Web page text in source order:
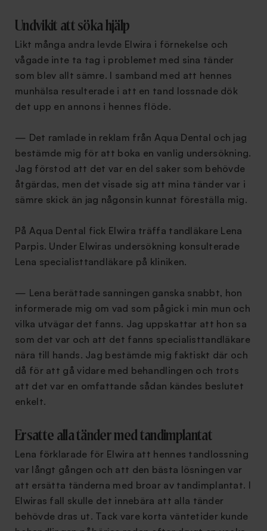
Undvikit att söka hjälp
Likt många andra levde Elwira i förnekelse och
vågade inte ta tag i problemet med sina tänder
som blev allt sämre. I samband med att hennes
munhälsa resulterade i att en tand lossnade dök
det upp en annons i hennes flöde.
— Det ramlade in reklam från Aqua Dental och jag
bestämde mig för att boka en vanlig undersökning.
Jag förstod att det var en del saker som behövde
åtgärdas, men det visade sig att mina tänder var i
sämre skick än jag någonsin kunnat föreställa mig.
På Aqua Dental fick Elwira träffa tandläkare Lena
Parpis. Under Elwiras undersökning konsulterade
Lena specialisttandläkare på kliniken.
— Lena berättade sanningen ganska snabbt, hon
informerade mig om vad som pågick i min mun och
vilka utvägar det fanns. Jag uppskattar att hon sa
som det var och att det fanns specialisttandläkare
nära till hands. Jag bestämde mig faktiskt där och
då för att gå vidare med behandlingen och trots
att det var en omfattande sådan kändes beslutet
enkelt.
Ersatte alla tänder med tandimplantat
Lena förklarade för Elwira att hennes tandlossning
var långt gången och att den bästa lösningen var
att ersätta tänderna med broar av tandimplantat. I
Elwiras fall skulle det innebära att alla tänder
behövde dras ut. Tack vare korta väntetider kunde